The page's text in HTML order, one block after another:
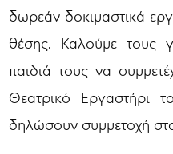
δωρεάν δοκιμαστικά
θέσης. Καλούμε τους
παιδιά τους να
Θεατρικό Εργαστήρι
δηλώσουν συμμετοχή